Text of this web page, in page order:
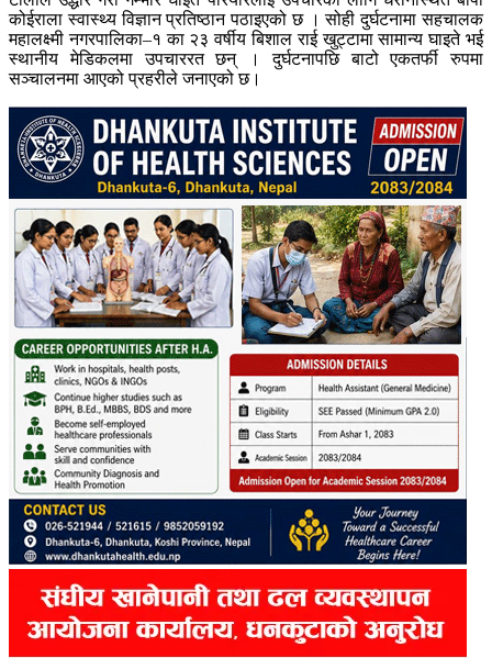
कोईराला स्वास्थ्य विज्ञान प्रतिष्ठान पठाइएको छ । सोही दुर्घटनामा सहचालक
महालक्ष्मी नगरपालिका–१ का २३ वर्षीय बिशाल राई खुट्टामा सामान्य घाइते भई
स्थानीय मेडिकलमा उपचाररत छन् । दुर्घटनापछि बाटो एकतर्फी रुपमा
सञ्चालनमा आएको प्रहरीले जनाएको छ।